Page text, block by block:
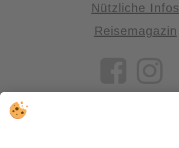
Nützliche Infos
Reisemagazin